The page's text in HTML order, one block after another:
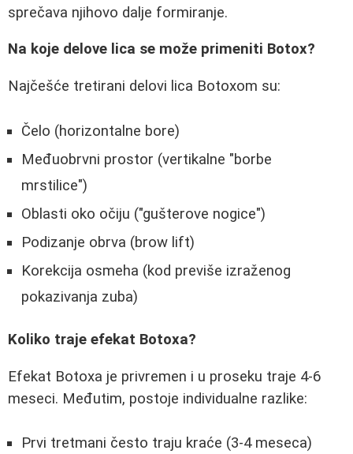
sprečava njihovo dalje formiranje.
Na koje delove lica se može primeniti Botox?
Najčešće tretirani delovi lica Botoxom su:
Čelo (horizontalne bore)
Međuobrvni prostor (vertikalne "borbe
mrstilice")
Oblasti oko očiju ("gušterove nogice")
Podizanje obrva (brow lift)
Korekcija osmeha (kod previše izraženog
pokazivanja zuba)
Koliko traje efekat Botoxa?
Efekat Botoxa je privremen i u proseku traje 4-6
meseci. Međutim, postoje individualne razlike:
Prvi tretmani često traju kraće (3-4 meseca)